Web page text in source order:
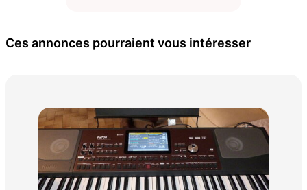
Ces annonces pourraient vous intéresser